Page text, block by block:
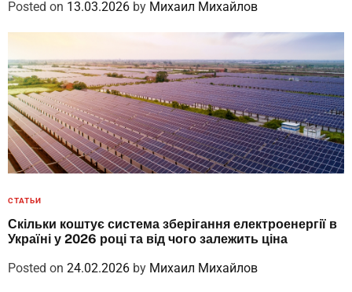
Posted on 13.03.2026 by Михаил Михайлов
СТАТЬИ
Скільки коштує система зберігання електроенергії в
Україні у 2026 році та від чого залежить ціна
Posted on 24.02.2026 by Михаил Михайлов